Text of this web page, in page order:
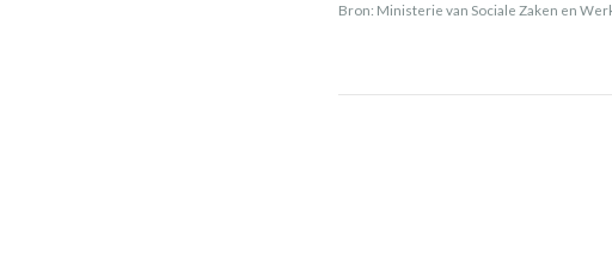
Bron: Ministerie van Sociale Zaken en